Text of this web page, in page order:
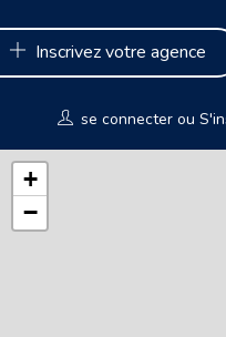
Inscrivez votre agence
se connecter ou
+
−